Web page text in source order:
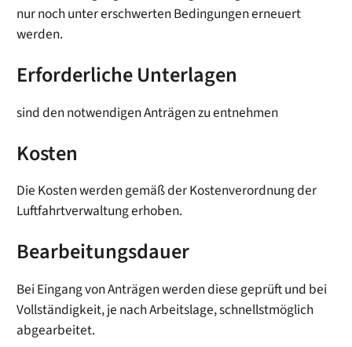
nur noch unter erschwerten Bedingungen erneuert
werden.
Erforderliche Unterlagen
sind den notwendigen Anträgen zu entnehmen
Kosten
Die Kosten werden gemäß der Kostenverordnung der
Luftfahrtverwaltung erhoben.
Bearbeitungsdauer
Bei Eingang von Anträgen werden diese geprüft und bei
Vollständigkeit, je nach Arbeitslage, schnellstmöglich
abgearbeitet.